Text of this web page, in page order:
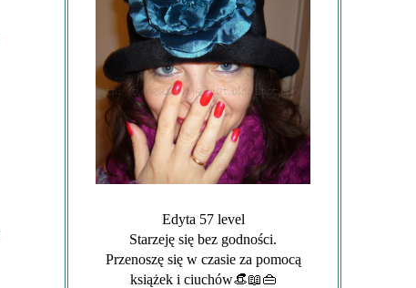
Edyta 57 level
Starzeję się bez godności.
Przenoszę się w czasie za pomocą
książek i ciuchów👒📖👜